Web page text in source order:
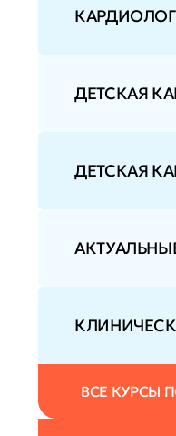
ДЕТСКАЯ
ДЕТСКАЯ
ВСЕ КУРСЫ